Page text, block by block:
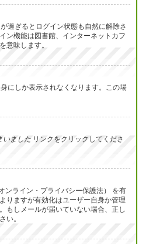
過ぎるとログイン状態も自然に解除さ
ン機能は図書館、インターネットカフ
意味します。
にしか表示されなくなります。この場
いました リンクをクリックしてくださ
ンライン・プライバシー保護法） を有
りますが有効化はユーザー自身か管理
もしメールが届いていない場合、正し
い。